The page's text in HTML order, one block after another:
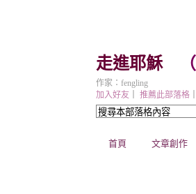
走進耶穌（
首頁 文章創作
加入好友 推薦此部落格
作家：fengling